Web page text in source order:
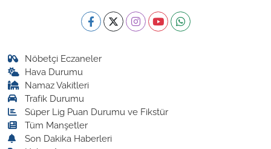
Nöbetçi Eczaneler
Hava Durumu
Namaz Vakitleri
Trafik Durumu
Süper Lig Puan Durumu ve Fikstür
Tüm Manşetler
Son Dakika Haberleri